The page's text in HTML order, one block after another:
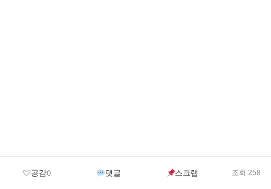
공감0 댓글 스크랩 조회 258